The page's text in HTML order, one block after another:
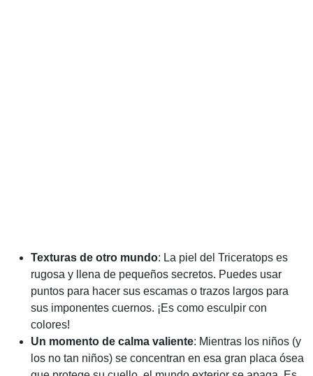
Texturas de otro mundo: La piel del Triceratops es
rugosa y llena de pequeños secretos. Puedes usar
puntos para hacer sus escamas o trazos largos para
sus imponentes cuernos. ¡Es como esculpir con
colores!
Un momento de calma valiente: Mientras los niños (y
los no tan niños) se concentran en esa gran placa ósea